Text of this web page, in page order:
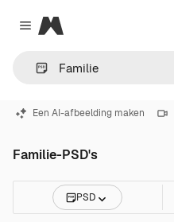
Close menu
Magnific
Een AI-afbeelding maken
Familie-PSD's
PSD